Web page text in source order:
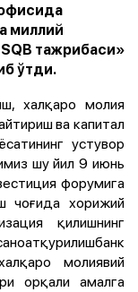
миллий
тажрибаси»
ўтди.
халқаро молия
ва капитал
устувор
шу йил 9 июнь
форумига
чоғида хорижий
қилишнинг
молиявий
орқали амалга